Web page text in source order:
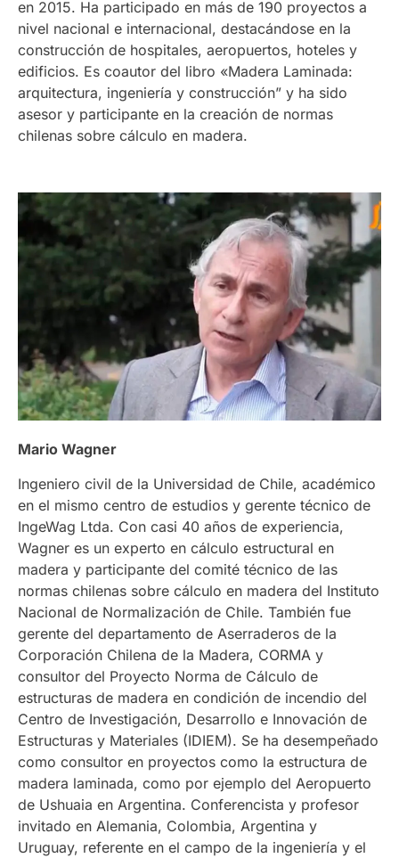
en 2015. Ha participado en más de 190 proyectos a
nivel nacional e internacional, destacándose en la
construcción de hospitales, aeropuertos, hoteles y
edificios. Es coautor del libro «Madera Laminada:
arquitectura, ingeniería y construcción” y ha sido
asesor y participante en la creación de normas
chilenas sobre cálculo en madera.
Mario Wagner
Ingeniero civil de la Universidad de Chile, académico
en el mismo centro de estudios y gerente técnico de
IngeWag Ltda. Con casi 40 años de experiencia,
Wagner es un experto en cálculo estructural en
madera y participante del comité técnico de las
normas chilenas sobre cálculo en madera del Instituto
Nacional de Normalización de Chile. También fue
gerente del departamento de Aserraderos de la
Corporación Chilena de la Madera, CORMA y
consultor del Proyecto Norma de Cálculo de
estructuras de madera en condición de incendio del
Centro de Investigación, Desarrollo e Innovación de
Estructuras y Materiales (IDIEM). Se ha desempeñado
como consultor en proyectos como la estructura de
madera laminada, como por ejemplo del Aeropuerto
de Ushuaia en Argentina. Conferencista y profesor
invitado en Alemania, Colombia, Argentina y
Uruguay, referente en el campo de la ingeniería y el